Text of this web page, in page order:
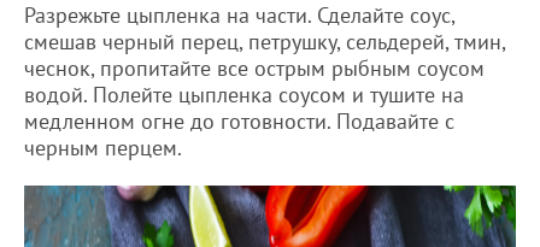
Разрежьте цыпленка на части. Сделайте соус,
смешав черный перец, петрушку, сельдерей, тмин,
чеснок, пропитайте все острым рыбным соусом
водой. Полейте цыпленка соусом и тушите на
медленном огне до готовности. Подавайте с
черным перцем.